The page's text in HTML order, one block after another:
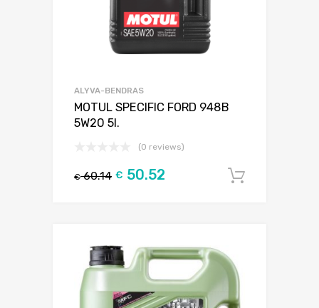
ALYVA-BENDRAS
MOTUL SPECIFIC FORD 948B
5W20 5l.
(0 reviews)
€60.14 € 50.52